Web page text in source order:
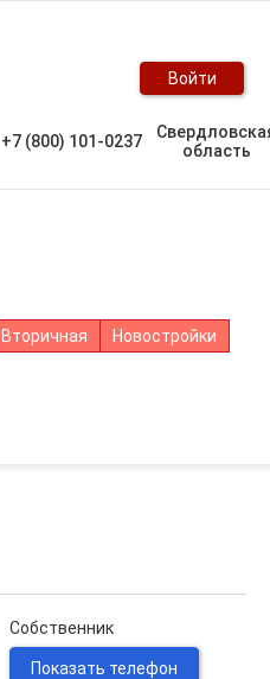
Войти
+7 (800) 101-0237
область
Вторичная Новостройки
Собственник
Показать телефон